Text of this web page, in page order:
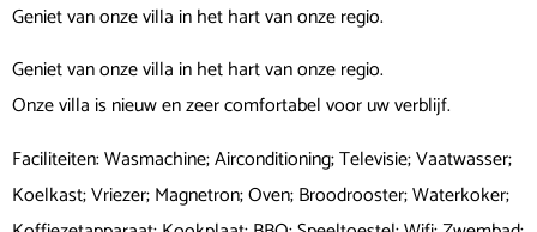
Geniet van onze villa in het hart van onze regio.
Geniet van onze villa in het hart van onze regio.
Onze villa is nieuw en zeer comfortabel voor uw verblijf.
Faciliteiten: Wasmachine; Airconditioning; Televisie; Vaatwasser;
Koelkast; Vriezer; Magnetron; Oven; Broodrooster; Waterkoker;